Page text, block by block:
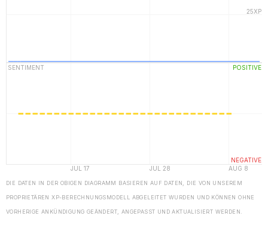
DIE DATEN IN DER OBIGEN DIAGRAMM BASIEREN AUF DATEN, DIE VON UNSEREM
PROPRIETÄREN XP-BERECHNUNGSMODELL ABGELEITET WURDEN UND KÖNNEN OHNE
VORHERIGE ANKÜNDIGUNG GEÄNDERT, ANGEPASST UND AKTUALISIERT WERDEN.